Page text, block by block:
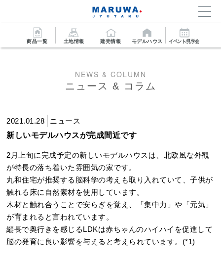
商品一覧 土地情報 建売情報 モデルハウス イベント/見学会
NEWS & COLUMN
ニュース & コラム
2021.01.28
ニュース
新しいモデルハウスが完成間近です
2月上旬に完成予定の新しいモデルハウスは、北欧風な外観
が特長の落ち着いた雰囲気の家です。
丸和住宅が推奨する脳科学の考えも取り入れていて、子供が
触れる床に自然素材を使用しています。
木材と触れ合うことで安らぎを覚え、「集中力」や「元気」
が育まれると言われています。
縦長で奥行きを感じるLDKは赤ちゃんのハイハイを促進して
脳の発育に良い影響を与えると考えられています。(*1)